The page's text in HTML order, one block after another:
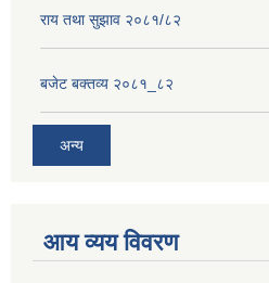
राय तथा सुझाव २०८१/८२
बजेट बक्तव्य २०८१_८२
अन्य
आय व्यय विवरण